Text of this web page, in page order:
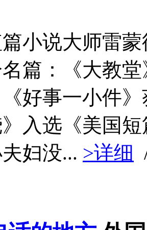
小说大师雷
篇：《大教
好事一小件》
》入选《美国
妇没... >详细